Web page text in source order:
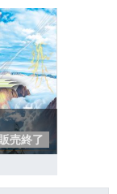
販売終了